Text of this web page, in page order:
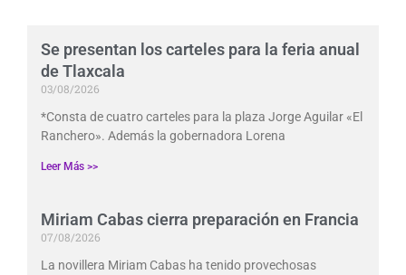
Se presentan los carteles para la feria anual
de Tlaxcala
03/08/2026
*Consta de cuatro carteles para la plaza Jorge Aguilar «El
Ranchero». Además la gobernadora Lorena
Leer Más >>
Miriam Cabas cierra preparación en Francia
07/08/2026
La novillera Miriam Cabas ha tenido provechosas